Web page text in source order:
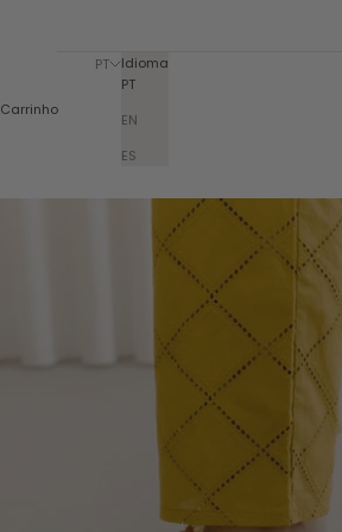
PT
Idioma
PT
EN
ES
Carrinho